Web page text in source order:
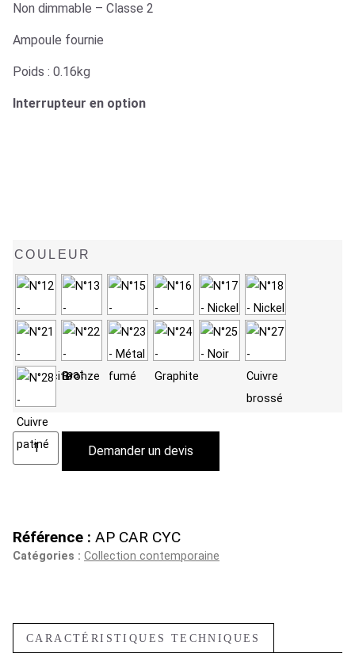
Non dimmable – Classe 2
Ampoule fournie
Poids : 0.16kg
Interrupteur en option
COULEUR
Demander un devis
Référence : AP CAR CYC
Catégories : Collection contemporaine
CARACTÉRISTIQUES TECHNIQUES